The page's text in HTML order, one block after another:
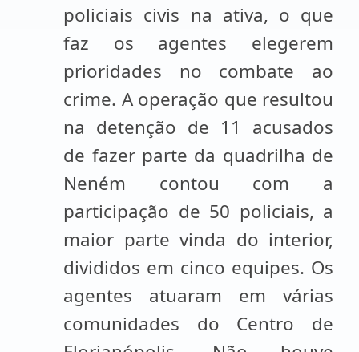
policiais civis na ativa, o que
faz os agentes elegerem
prioridades no combate ao
crime. A operação que resultou
na detenção de 11 acusados
de fazer parte da quadrilha de
Neném contou com a
participação de 50 policiais, a
maior parte vinda do interior,
divididos em cinco equipes. Os
agentes atuaram em várias
comunidades do Centro de